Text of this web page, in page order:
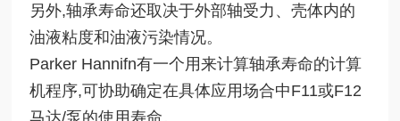
另外,轴承寿命还取决于外部轴受力、壳体内的
油液粘度和油液污染情况。
Parker Hannifn有一个用来计算轴承寿命的计算
机程序,可协助确定在具体应用场合中F11或F12
马达/泵的使用寿命。